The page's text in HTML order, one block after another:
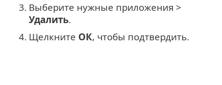
3. Выберите нужные приложения >
Удалить.
4. Щелкните ОК, чтобы подтвердить.